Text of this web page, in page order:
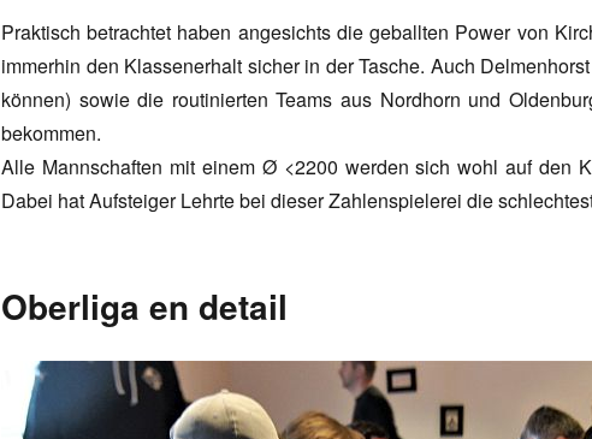
Praktisch betrachtet haben angesichts die geballten Power von
immerhin den Klassenerhalt sicher in der Tasche. Auch
können) sowie die routinierten Teams aus Nordhorn und
bekommen.
Alle Mannschaften mit einem Ø <2200 werden sich wohl auf den
Dabei hat Aufsteiger Lehrte bei dieser Zahlenspielerei die
Oberliga en detail